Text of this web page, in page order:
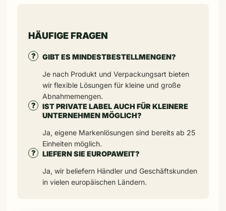
HÄUFIGE FRAGEN
GIBT ES MINDESTBESTELLMENGEN?
Je nach Produkt und Verpackungsart bieten
wir flexible Lösungen für kleine und große
Abnahmemengen.
IST PRIVATE LABEL AUCH FÜR KLEINERE
UNTERNEHMEN MÖGLICH?
Ja, eigene Markenlösungen sind bereits ab 25
Einheiten möglich.
LIEFERN SIE EUROPAWEIT?
Ja, wir beliefern Händler und Geschäftskunden
in vielen europäischen Ländern.